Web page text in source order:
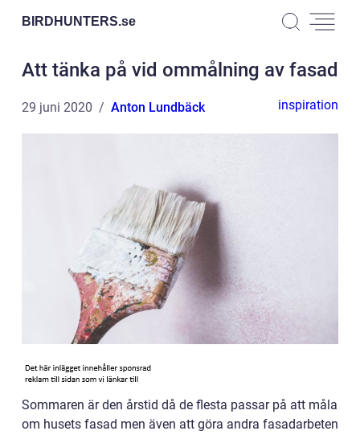
BIRDHUNTERS.se
Att tänka på vid ommålning av fasad
29 juni 2020 Anton Lundbäck inspiration
Sommaren är den årstid då de flesta passar på att måla
om husets fasad men även att göra andra fasadarbeten